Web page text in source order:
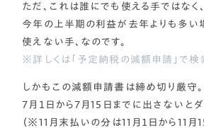
ただ、これは誰にでも使える手ではなく、
今年の上半期の利益が去年よりも多い
使えない手、なのです。
※詳しくは「予定納税の減額申請」で検
しかもこの減額申請書は締め切り厳守。
７月１日から７月15日までに出さないとダ
（※11月末払いの分は11月１日から11月15